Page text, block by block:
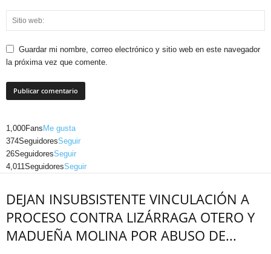
Guardar mi nombre, correo electrónico y sitio web en este navegador
la próxima vez que comente.
1,000Fans Me gusta
374SeguidoresSeguir
26SeguidoresSeguir
4,011SeguidoresSeguir
DEJAN INSUBSISTENTE VINCULACIÓN A
PROCESO CONTRA LIZÁRRAGA OTERO Y
MADUEÑA MOLINA POR ABUSO DE...